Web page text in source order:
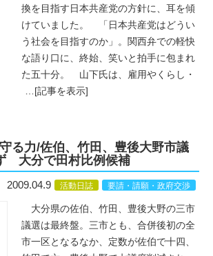
換を目指す日本共産党の方針に、耳を傾
けていました。 「日本共産党はどうい
う社会を目指すのか」。関西弁での軽快
な語り口に、終始、笑いと拍手に包まれ
た五十分。 山下氏は、雇用やくらし・
… [記事を表示]
る力/佐伯、竹田、豊後大野市議
大分で田村比例候補
2009.04.9 活動日誌 要請・請願・政府交渉
大分県の佐伯、竹田、豊後大野の三市
議選は最終盤。三市とも、合併後初の全
市一区となるなか、定数が佐伯で十四、